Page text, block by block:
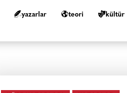
yazarlar teori kültür